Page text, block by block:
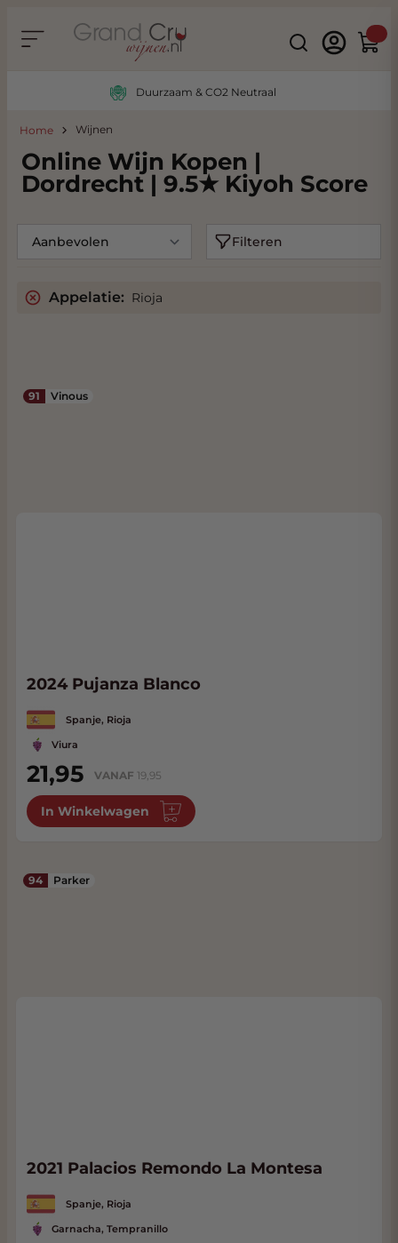
Search
Duurzaam & CO2 Neutraal
Home Wijnen
Online Wijn Kopen |
Dordrecht | 9.5★ Kiyoh Score
Filteren
Appelatie: Rioja
91 Vinous
2024 Pujanza Blanco
Spanje, Rioja
Viura
21,95 VANAF 19,95
In Winkelwagen
94 Parker
2021 Palacios Remondo La Montesa
Spanje, Rioja
Garnacha, Tempranillo